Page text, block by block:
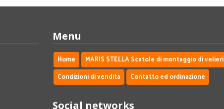
Menu
Home MARIS STELLA Scatole di montaggio di velieri
Condizioni di vendita
Contatto ed ordinazione
Social networks